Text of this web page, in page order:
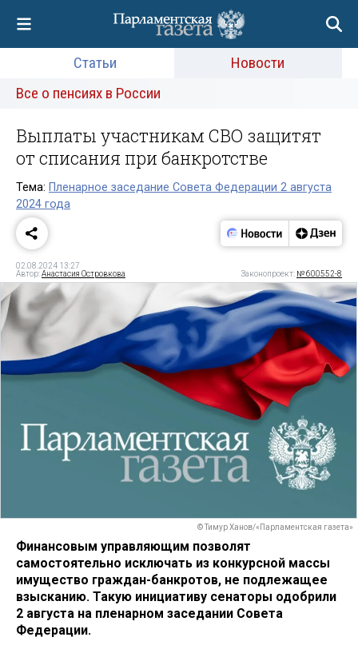
Статьи
Новости
Все о пенсиях в России
Выплаты участникам СВО защитят
от списания при банкротстве
Тема: Пленарное заседание Совета Федерации 2 августа
2024 года
02.08.2024 13:27
Автор:Анастасия Островкова Законопроект: № 600552-8
© Тимур Ханов/«Парламентская газета»
Финансовым управляющим позволят
самостоятельно исключать из конкурсной массы
имущество граждан-банкротов, не подлежащее
взысканию. Такую инициативу сенаторы одобрили
2 августа на пленарном заседании Совета
Федерации.